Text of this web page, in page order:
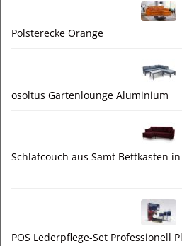
Polsterecke Orange
osoltus Gartenlounge Aluminium
Schlafcouch aus Samt Bettkasten
POS Lederpflege-Set Professionell